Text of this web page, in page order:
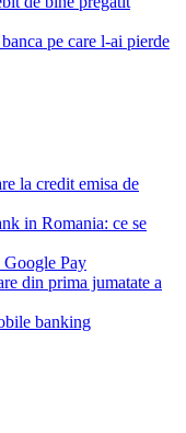
pe care l-ai pierde
la credit emisa de
in Romania: ce se
Pay
din prima jumatate a
banking